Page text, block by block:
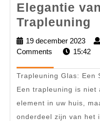
Elegantie
Trapleuning
19 december 2023
19
Comments
15:42
Trapleuning Glas: Een
Een trapleuning is niet
element in uw huis,
onderdeel zijn van het